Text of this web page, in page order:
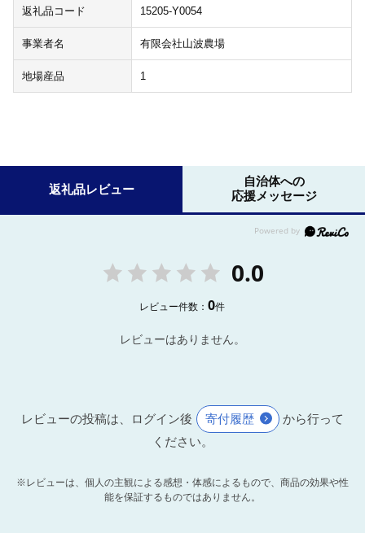
返礼品コード 15205-Y0054
事業者名 有限会社山波農場
地場産品 1
返礼品レビュー
自治体への
応援メッセージ
0.0
レビュー件数：0件
レビューはありません。
レビューの投稿は、ログイン後 寄付履歴
から行って
ください。
※レビューは、個人の主観による感想・体感によるもので、商品の効果や性
能を保証するものではありません。